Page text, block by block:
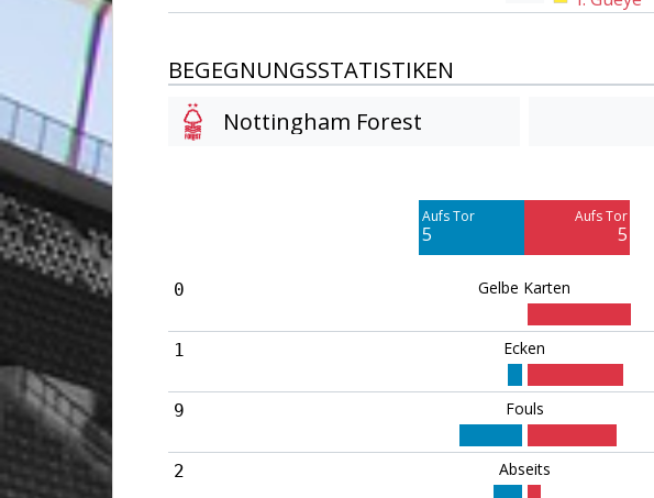
BEGEGNUNGSSTATISTIKEN
Nottingham Forest
Aufs Tor
5
Aufs Tor
5
0 Gelbe Karten
1 Ecken
9 Fouls
2 Abseits